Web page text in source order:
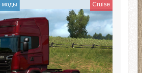
моды Cruise